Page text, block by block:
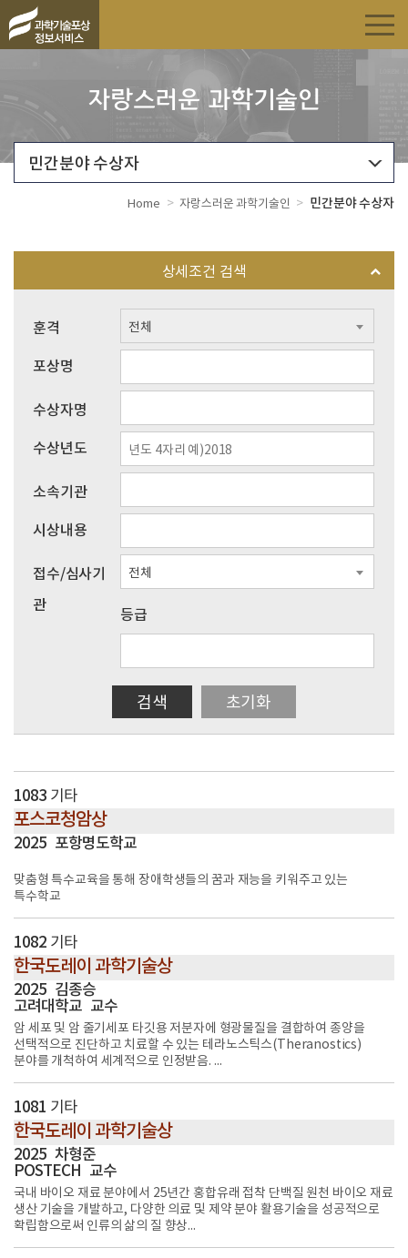
자랑스러운 과학기술인
민간분야 수상자
Home > 자랑스러운 과학기술인 > 민간분야 수상자
상세조건 검색
훈격 전체
포상명
수상자명
수상년도
소속기관
시상내용
접수/심사기
관
전체
등급
검색 초기화
1083 기타
포스코청암상
2025 포항명도학교
맞춤형 특수교육을 통해 장애학생들의 꿈과 재능을 키워주고 있는
특수학교
1082 기타
한국도레이 과학기술상
2025 김종승
고려대학교 교수
암 세포 및 암 줄기세포 타깃용 저분자에 형광물질을 결합하여 종양을
선택적으로 진단하고 치료할 수 있는 테라노스틱스(Theranostics)
분야를 개척하여 세계적으로 인정받음. ...
1081 기타
한국도레이 과학기술상
2025 차형준
POSTECH 교수
국내 바이오 재료 분야에서 25년간 홍합유래 접착 단백질 원천 바이오 재료
생산 기술을 개발하고, 다양한 의료 및 제약 분야 활용기술을 성공적으로
확립함으로써 인류의 삶의 질 향상...